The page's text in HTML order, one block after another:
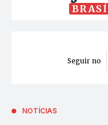
Seguir no
NOTÍCIAS